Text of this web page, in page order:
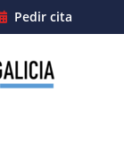
Pedir cita